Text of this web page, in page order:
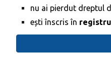
nu ai pierdut dreptul
ești înscris în